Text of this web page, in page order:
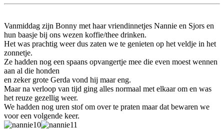
Vanmiddag zijn Bonny met haar vriendinnetjes Nannie en Sjors en
hun baasje bij ons wezen koffie/thee drinken.
Het was prachtig weer dus zaten we te genieten op het veldje in het
zonnetje.
Ze hadden nog een spaans opvangertje mee die even moest wennen
aan al die honden
en zeker grote Gerda vond hij maar eng.
Maar na verloop van tijd ging alles normaal met elkaar om en was
het reuze gezellig weer.
We hadden nog uren stof om over te praten maar dat bewaren we
voor een volgende keer.